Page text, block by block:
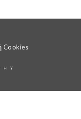
Cookies